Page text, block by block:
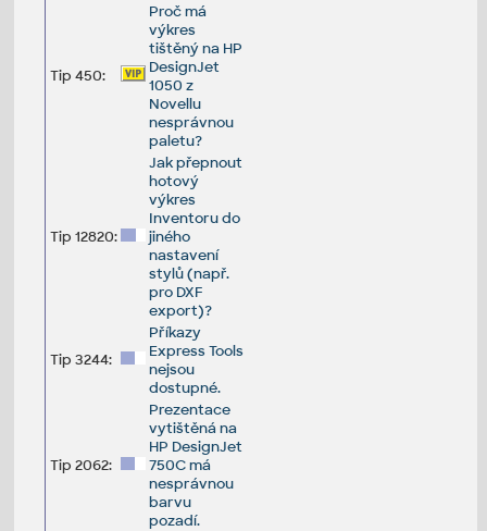
Tip 450:
Proč má
výkres
tištěný na HP
DesignJet
1050 z
Novellu
nesprávnou
paletu?
Tip 12820:
Jak přepnout
hotový
výkres
Inventoru do
jiného
nastavení
stylů (např.
pro DXF
export)?
Tip 3244:
Příkazy
Express Tools
nejsou
dostupné.
Tip 2062:
Prezentace
vytištěná na
HP DesignJet
750C má
nesprávnou
barvu
pozadí.